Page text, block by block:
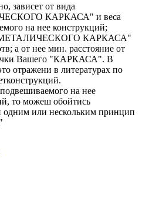
зависет от вида
КАРКАСА" и веса
на нее конструкций;
КАРКАСА"
а от нее мин. расстояние от
Вашего "КАРКАСА". В
отражени в литературах по
на нее
то можеш обойтись
одним или нескольким принцип